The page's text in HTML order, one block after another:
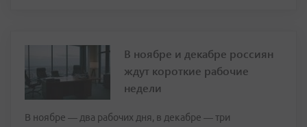
В ноябре и декабре россиян
ждут короткие рабочие
недели
В ноябре — два рабочих дня, в декабре — три